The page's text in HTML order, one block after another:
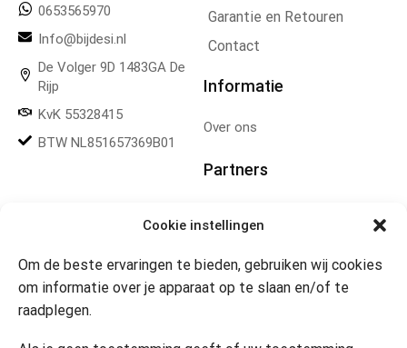
Cookie instellingen
Om de beste ervaringen te bieden, gebruiken wij cookies
om informatie over je apparaat op te slaan en/of te
raadplegen.
0653565970
Info@bijdesi.nl
De Volger 9D 1483GA De
Rijp
KvK 55328415
BTW NL851657369B01
Garantie en Retouren
Contact
Informatie
Over ons
Partners
Openingstijden
Website 24/7